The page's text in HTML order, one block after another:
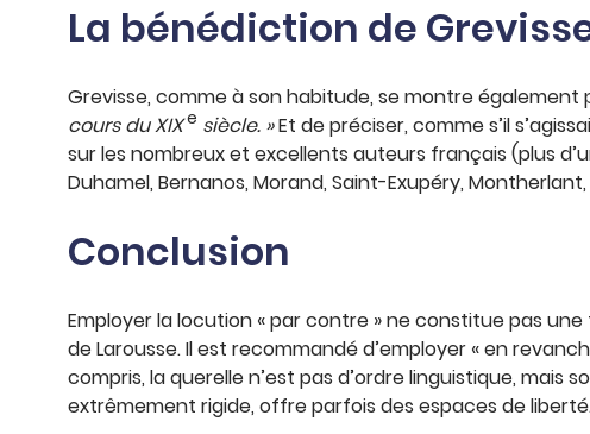
La bénédiction de
Grevisse, comme à son habitude, se montre également
cours du XIXe siècle. »Et de préciser, comme s’il
sur les nombreux et excellents auteurs français (plus
Duhamel, Bernanos, Morand, Saint-Exupéry,
Conclusion
Employer la locution « par contre » ne constitue pas
de Larousse. Il est recommandé d’employer « en
compris, la querelle n’est pas d’ordre linguistique, mais
extrêmement rigide, offre parfois des espaces de